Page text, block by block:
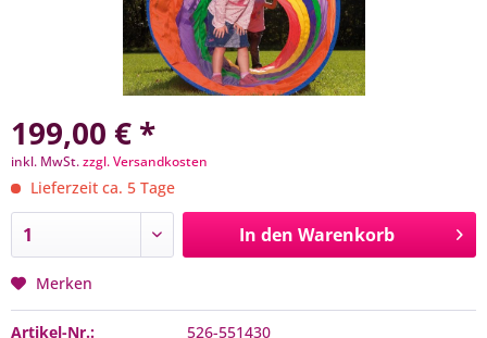
199,00 € *
inkl. MwSt.zzgl. Versandkosten
Lieferzeit ca. 5 Tage
In den Warenkorb
Merken
Artikel-Nr.: 526-551430